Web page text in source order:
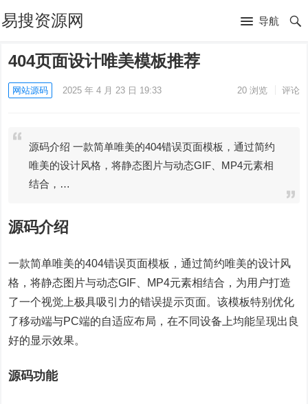
易搜资源网 导航
404页面设计唯美模板推荐
网站源码 2025 年 4 月 23 日 19:33 20浏览 评论
源码介绍 一款简单唯美的404错误页面模板，通过简约
唯美的设计风格，将静态图片与动态GIF、MP4元素相
结合，…
源码介绍
一款简单唯美的404错误页面模板，通过简约唯美的设计风
格，将静态图片与动态GIF、MP4元素相结合，为用户打造
了一个视觉上极具吸引力的错误提示页面。该模板特别优化
了移动端与PC端的自适应布局，在不同设备上均能呈现出良
好的显示效果。
源码功能